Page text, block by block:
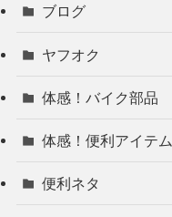
ブログ
ヤフオク
体感！バイク部品
体感！便利アイテム
便利ネタ